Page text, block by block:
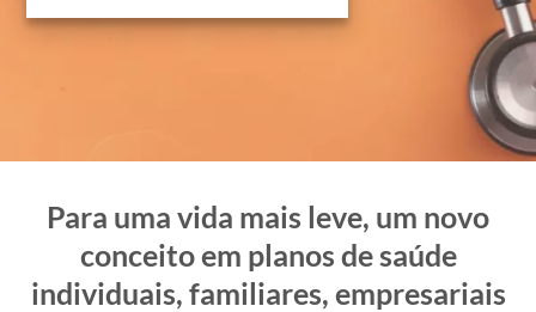
Para uma vida mais leve, um novo
conceito em planos de saúde
individuais, familiares, empresariais